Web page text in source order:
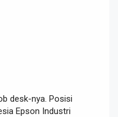
desk-nya. Posisi
Epson Industri